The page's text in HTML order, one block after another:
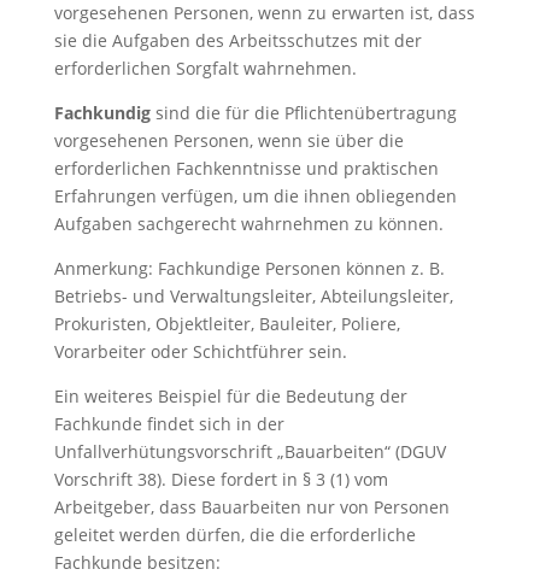
vorgesehenen Personen, wenn zu erwarten ist, dass
sie die Aufgaben des Arbeitsschutzes mit der
erforderlichen Sorgfalt wahrnehmen.
Fachkundigsind die für die Pflichtenübertragung
vorgesehenen Personen, wenn sie über die
erforderlichen Fachkenntnisse und praktischen
Erfahrungen verfügen, um die ihnen obliegenden
Aufgaben sachgerecht wahrnehmen zu können.
Anmerkung: Fachkundige Personen können z. B.
Betriebs- und Verwaltungsleiter, Abteilungsleiter,
Prokuristen, Objektleiter, Bauleiter, Poliere,
Vorarbeiter oder Schichtführer sein.
Ein weiteres Beispiel für die Bedeutung der
Fachkunde findet sich in der
Unfallverhütungsvorschrift „Bauarbeiten“ (DGUV
Vorschrift 38). Diese fordert in § 3 (1) vom
Arbeitgeber, dass Bauarbeiten nur von Personen
geleitet werden dürfen, die die erforderliche
Fachkunde besitzen: